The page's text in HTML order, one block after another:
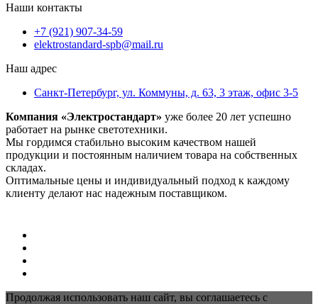
Наши контакты
+7 (921) 907-34-59
elektrostandard-spb@mail.ru
Наш адрес
Санкт-Петербург, ул. Коммуны, д. 63, 3 этаж, офис 3-5
Компания «Электростандарт» уже более 20 лет успешно
работает на рынке светотехники.
Мы гордимся стабильно высоким качеством нашей
продукции и постоянным наличием товара на собственных
складах.
Оптимальные цены и индивидуальный подход к каждому
клиенту делают нас надежным поставщиком.
Продолжая использовать наш сайт, вы соглашаетесь с